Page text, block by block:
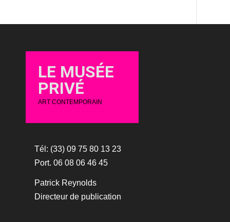
LE MUSÉE
PRIVÉ
ART CONTEMPORAIN
Tél: (33) 09 75 80 13 23
Port. 06 08 06 46 45
Patrick Reynolds
Directeur de publication